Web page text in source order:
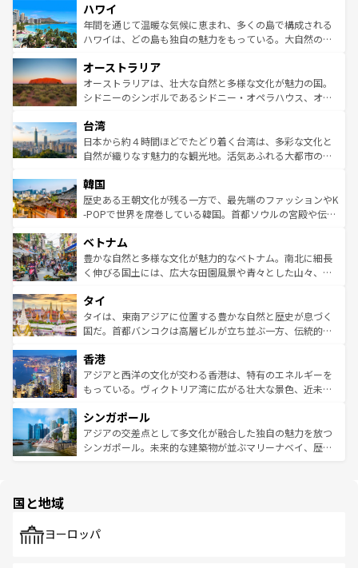
ば市内交通費無料で観光を楽しむこともできる。 なお、新
着のスイス情報はコンテンツ一覧 を参照してほしい。
のような巨大都市は、観光、ショッピング、エンターテイ
ンメントが詰まった刺激的なスポットだ。一方、アメリカ
西部には大自然が広がり、グランドキャニオンやイエロー
部のニューオーリンズでは、音楽と美食が融合した独特の
文化が魅力。旅行者はアメリカの各地域で異なる魅力を楽
しみながら、その多様性と豊かな歴史を感じることができ
ならではの贅沢な旅のスタイルだ。 なお、新着のアメリカ
情報はコンテンツ一覧を参照してほしい。
ハワイ
年間を通じて温暖な気候に恵まれ、多くの島で構成される
ハワイは、どの島も独自の魅力をもっている。大自然の神
ワイ島は見逃せない。また、定番の観光地といえばオアフ
島だが、静かな自然を求めるならマウイ島やカウアイ島が
おすすめ。エメラルドグリーンに輝く海をはじめ、豊かな
れるおもてなしの心で訪れる人々を迎えてくれるハワイの
人々、おいしいローカルフードやハワイアンミュージッ
ク、伝統的なフラダンスなど、すべてがハワイの魅力を彩
ワイを、存分に味わってほしい。 なお、新着のハワイ情報
はコンテンツ一覧を参照してほしい。
オーストラリア
オーストラリアは、壮大な自然と多様な文化が魅力の国。
シドニーのシンボルであるシドニー・オペラハウス、オー
リアリーフや大陸中央部にそびえるウルル（エアーズロッ
ク）、タスマニアの美しい原生林やケアンズの熱帯雨林な
ど、見どころがたくさん。また、カフェやワイン、オージ
いる。アクティビティも充実しており、サーフィンやダイ
ビング、ハイキングなど、アウトドア好きにはたまらな
い。オーストラリアの多彩な魅力を存分に味わいつくそ
参照してほしい。
台湾
日本から約４時間ほどでたどり着く台湾は、多彩な文化と
自然が織りなす魅力的な観光地。活気あふれる大都市の台
ン）、静ひつな山岳地帯である台湾東部など、都市の喧騒
と山間の静けさが共存しており、訪れる人に新しい発見と
驚きをもたらしてくれる。また、奥深い台湾の食文化も魅
容にもいいと評判のスイーツなど、バラエティ豊かな料理
が味わえる。 なお、新着の台湾情報は コンテンツ一覧を参
照してほしい。
韓国
歴史ある王朝文化が残る一方で、最先端のファッションやK
-POPで世界を席巻している韓国。首都ソウルの宮殿や伝統
き、地方に足を延ばせば四季折々の自然美を楽しむことが
できる。そして、キムチや焼肉、絶品のストリートフード
まで、さまざまな韓国料理が待っている。夜には、韓国な
リティに包まれながら、韓国の多彩な魅力を心ゆくまで味
わってみてほしい。 なお、新着の韓国情報はコンテンツ一
覧を参照してほしい。
ベトナム
豊かな自然と多様な文化が魅力的なベトナム。南北に細長
く伸びる国土には、広大な田園風景や青々とした山々、世
急速な発展と共に伝統が息づく。ハノイの古い町並みやホ
ーチミン市のフランス統治時代の建物も、独特の雰囲気を
醸し出している。また、バラエティの豊かさとおいしさで
とつ。フォーやバインミー、ベトナムコーヒーなどは、ぜ
ひ現地で味わいたい。どの地域を訪れてもあたたかい人々
が旅行者を迎えてくれるので、きっと忘れられない旅にな
参照してほしい。
タイ
タイは、東南アジアに位置する豊かな自然と歴史が息づく
国だ。首都バンコクは高層ビルが立ち並ぶ一方、伝統的な
の活気が交差している。北部ではチェンマイなどの山岳地
帯で自然と触れ合い、南部ではプーケットやクラビの美し
いビーチでリゾート気分を楽しむことができる。タイ料理
激する。気候は一年中温暖で、どの季節にも異なる楽しみ
が待っている。親しみやすいタイの人々、仏教を中心とし
た文化、そして多様な観光資源が、訪れる旅人を魅了し続
香港
アジアと西洋の文化が交わる香港は、特有のエネルギーを
もっている。ヴィクトリア湾に広がる壮大な景色、近未来
み、どこを訪れても感動するはず。観光スポットが密集し
ており、効率よく見どころを回れるのも魅力。息をのむよ
うな絶景から文化的な体験まで、香港を存分に楽しみ尽く
シンガポール
アジアの交差点として多文化が融合した独自の魅力を放つ
シンガポール。未来的な建築物が並ぶマリーナベイ、歴史
で、ホーカーズは地元の風情を楽しめる外せないスポット
国と地域
ヨーロッパ